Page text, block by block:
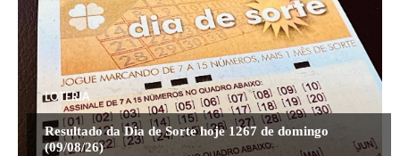
LOTERIA
Resultado da Dia de Sorte hoje 1267 de domingo
(09/08/26)